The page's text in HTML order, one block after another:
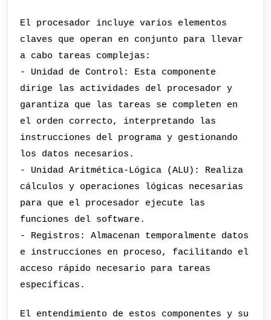
El procesador incluye varios elementos
claves que operan en conjunto para llevar
a cabo tareas complejas:
- Unidad de Control: Esta componente
dirige las actividades del procesador y
garantiza que las tareas se completen en
el orden correcto, interpretando las
instrucciones del programa y gestionando
los datos necesarios.
- Unidad Aritmética-Lógica (ALU): Realiza
cálculos y operaciones lógicas necesarias
para que el procesador ejecute las
funciones del software.
- Registros: Almacenan temporalmente datos
e instrucciones en proceso, facilitando el
acceso rápido necesario para tareas
específicas.
El entendimiento de estos componentes y su